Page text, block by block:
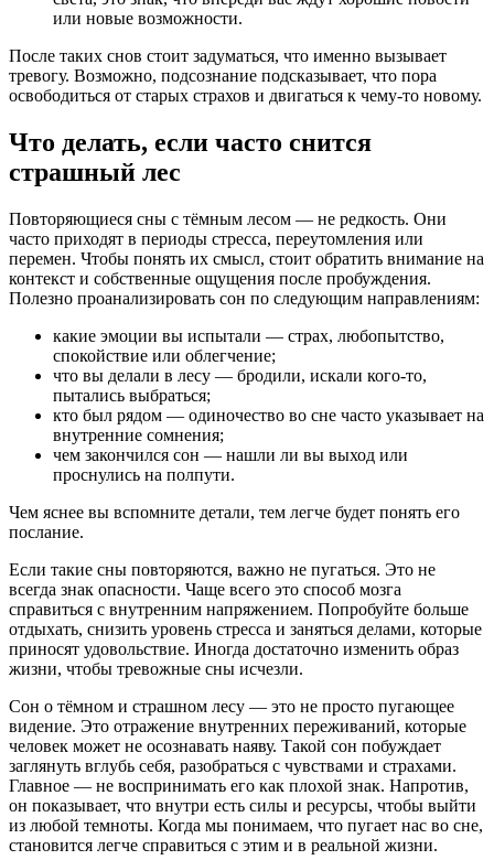
или новые возможности.
После таких снов стоит задуматься, что именно вызывает
тревогу. Возможно, подсознание подсказывает, что пора
освободиться от старых страхов и двигаться к чему-то новому.
Что делать, если часто снится
страшный лес
Повторяющиеся сны с тёмным лесом — не редкость. Они
часто приходят в периоды стресса, переутомления или
перемен. Чтобы понять их смысл, стоит обратить внимание на
контекст и собственные ощущения после пробуждения.
Полезно проанализировать сон по следующим направлениям:
какие эмоции вы испытали — страх, любопытство,
спокойствие или облегчение;
что вы делали в лесу — бродили, искали кого-то,
пытались выбраться;
кто был рядом — одиночество во сне часто указывает на
внутренние сомнения;
чем закончился сон — нашли ли вы выход или
проснулись на полпути.
Чем яснее вы вспомните детали, тем легче будет понять его
послание.
Если такие сны повторяются, важно не пугаться. Это не
всегда знак опасности. Чаще всего это способ мозга
справиться с внутренним напряжением. Попробуйте больше
отдыхать, снизить уровень стресса и заняться делами, которые
приносят удовольствие. Иногда достаточно изменить образ
жизни, чтобы тревожные сны исчезли.
Сон о тёмном и страшном лесу — это не просто пугающее
видение. Это отражение внутренних переживаний, которые
человек может не осознавать наяву. Такой сон побуждает
заглянуть вглубь себя, разобраться с чувствами и страхами.
Главное — не воспринимать его как плохой знак. Напротив,
он показывает, что внутри есть силы и ресурсы, чтобы выйти
из любой темноты. Когда мы понимаем, что пугает нас во сне,
становится легче справиться с этим и в реальной жизни.